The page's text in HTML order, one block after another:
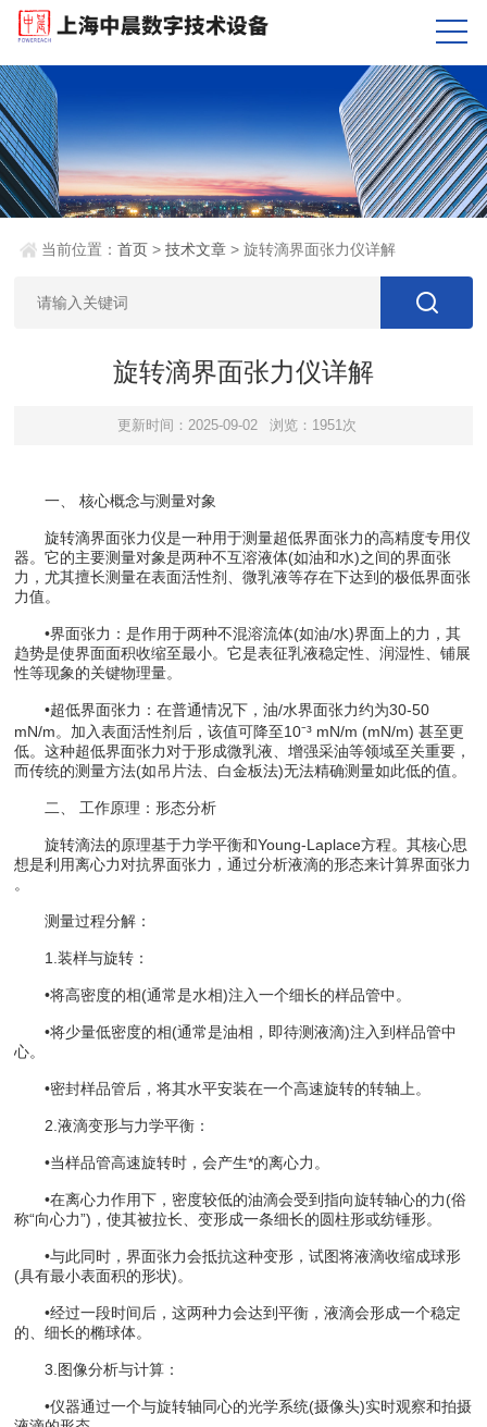
当前位置：首页 >技术文章 > 旋转滴界面张力仪详解​
旋转滴界面张力仪详解​
更新时间：2025-09-02 浏览：1951次
一、 核心概念与测量对象​​
旋转滴界面张力仪是一种用于测量​​超低界面张力的高精度专用仪
器。它的主要测量对象是两种不互溶液体(如油和水)之间的界面张
力，尤其擅长测量在表面活性剂、微乳液等存在下达到的极低界面张
力值。
•界面张力​​：是作用于两种不混溶流体(如油/水)界面上的力，其
趋势是使界面面积收缩至最小。它是表征乳液稳定性、润湿性、铺展
性等现象的关键物理量。
•超低界面张力​​：在普通情况下，油/水界面张力约为30-50
mN/m。加入表面活性剂后，该值可降至​​10⁻³ mN/m (mN/m)​​ 甚至更
低。这种超低界面张力对于形成​​微乳液​​、​​增强采油​​等领域至关重要，
而传统的测量方法(如吊片法、白金板法)无法精确测量如此低的值。
​​二、 工作原理：形态分析​​
旋转滴法的原理基于​​力学平衡​​和​​Young-Laplace方程​​。其核心思
想是​​利用离心力对抗界面张力，通过分析液滴的形态来计算界面张力​​
。
​​测量过程分解：​​
1.装样与旋转​​：
•将高密度的相(通常是水相)注入一个细长的样品管中。
•将少量低密度的相(通常是油相，即待测液滴)注入到样品管中
心。
•密封样品管后，将其水平安装在一个高速旋转的转轴上。
2.液滴变形与力学平衡​​：
•当样品管高速旋转时，会产生*的​​离心力​​。
•在离心力作用下，密度较低的油滴会受到指向旋转轴心的力(俗
称“向心力”)，使其被拉长、变形成一条细长的​​圆柱形或纺锤形​​。
•与此同时，​​界面张力​​会抵抗这种变形，试图将液滴收缩成球形
(具有最小表面积的形状)。
•经过一段时间后，这两种力会达到平衡，液滴会形成一个稳定
的、细长的椭球体。
3.​​图像分析与计算​​：
•仪器通过一个与旋转轴同心的光学系统(摄像头)实时观察和拍摄